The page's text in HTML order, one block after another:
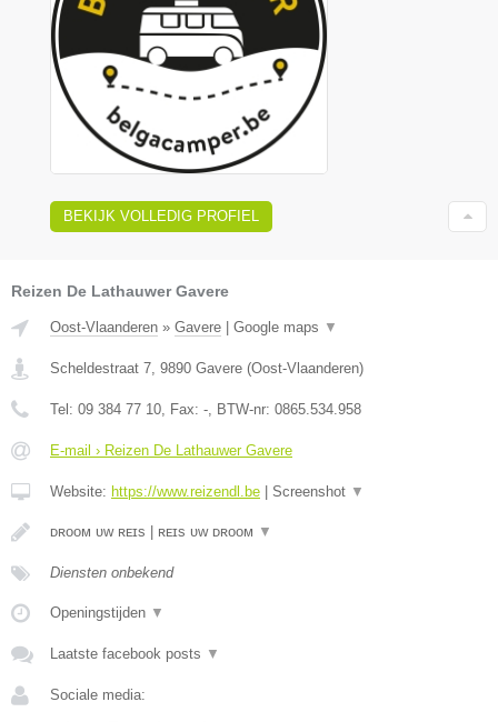
BEKIJK VOLLEDIG PROFIEL
Reizen De Lathauwer Gavere
Oost-Vlaanderen » Gavere Google maps ▼
Scheldestraat 7, 9890 Gavere (Oost-Vlaanderen)
Tel: 09 384 77 10, Fax: -, BTW-nr: 0865.534.958
E-mail › Reizen De Lathauwer Gavere
Website: https://www.reizendl.be Screenshot ▼
ᴅʀᴏᴏᴍ ᴜᴡ ʀᴇɪs | ʀᴇɪs ᴜᴡ ᴅʀᴏᴏᴍ ▼
Diensten onbekend
Openingstijden ▼
Laatste facebook posts ▼
Sociale media: